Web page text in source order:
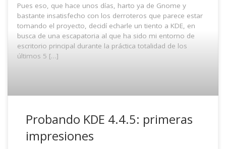
Pues eso, que hace unos días, harto ya de Gnome y
bastante insatisfecho con los derroteros que parece estar
tomando el proyecto, decidí echarle un tiento a KDE, en
busca de una escapatoria al que ha sido mi entorno de
escritorio principal durante la práctica totalidad de los
últimos 5 […]
Probando KDE 4.4.5: primeras
impresiones